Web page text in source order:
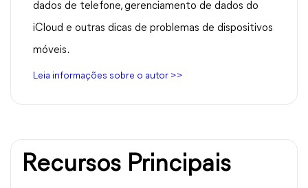
dados de telefone, gerenciamento de dados do
iCloud e outras dicas de problemas de dispositivos
móveis.
Leia informações sobre o autor >>
Recursos Principais